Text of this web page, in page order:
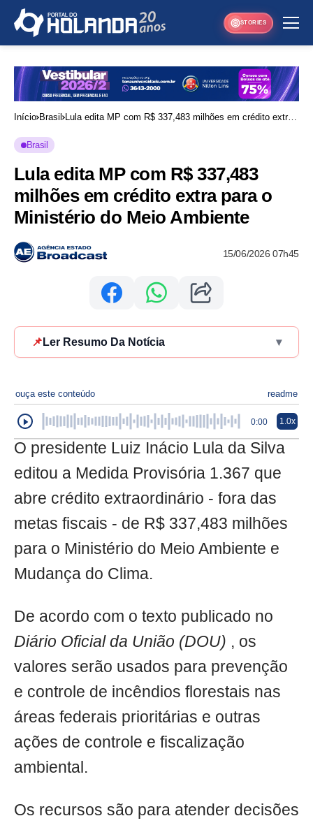
STORIES
Início Brasil
Lula edita MP com R$ 337,483 milhões em crédito extra
Brasil
Lula edita MP com R$ 337,483
milhões em crédito extra para o
Ministério do Meio Ambiente
15/06/2026 07h45
📌 Ler Resumo Da Notícia ▾
ouça este conteúdo readme
0:00 1.0x
O presidente Luiz Inácio Lula da Silva
editou a Medida Provisória 1.367 que
abre crédito extraordinário - fora das
metas fiscais - de R$ 337,483 milhões
para o Ministério do Meio Ambiente e
Mudança do Clima.
De acordo com o texto publicado no
Diário Oficial da União (DOU) , os
valores serão usados para prevenção
e controle de incêndios florestais nas
áreas federais prioritárias e outras
ações de controle e fiscalização
ambiental.
Os recursos são para atender decisões